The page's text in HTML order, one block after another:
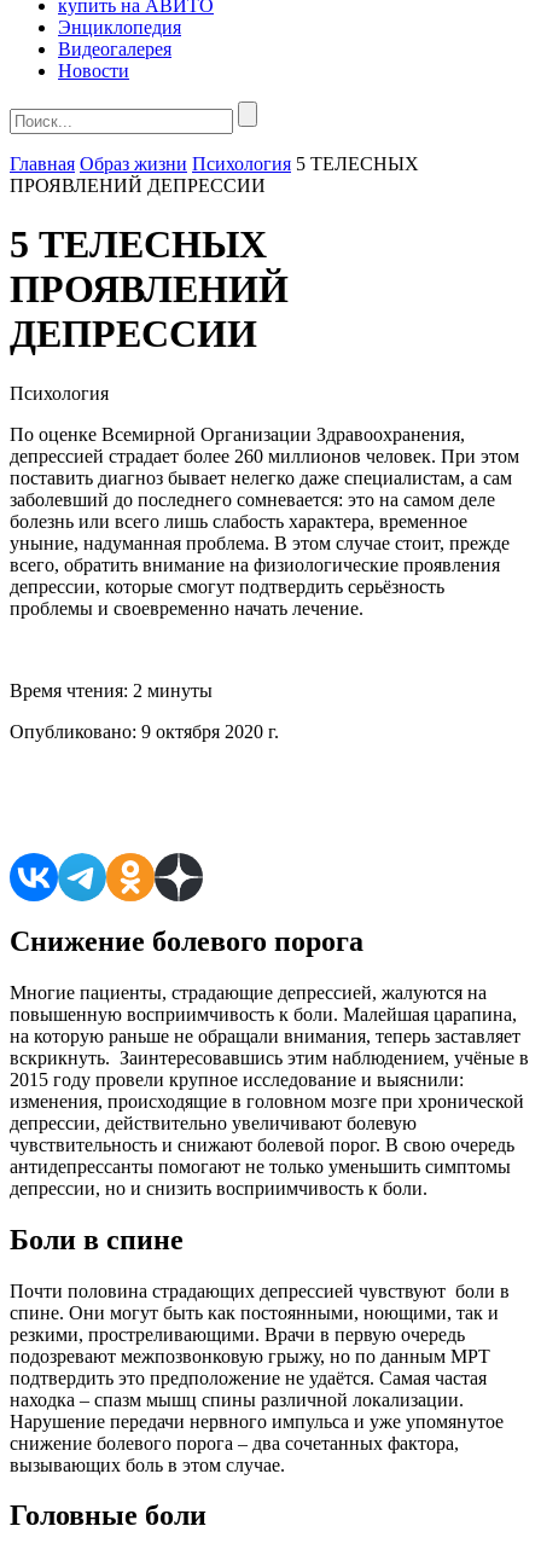
купить на АВИТО
Энциклопедия
Видеогалерея
Новости
Главная Образ жизни Психология 5 ТЕЛЕСНЫХ
ПРОЯВЛЕНИЙ ДЕПРЕССИИ
5 ТЕЛЕСНЫХ
ПРОЯВЛЕНИЙ
ДЕПРЕССИИ
Психология
По оценке Всемирной Организации Здравоохранения,
депрессией страдает более 260 миллионов человек. При этом
поставить диагноз бывает нелегко даже специалистам, а сам
заболевший до последнего сомневается: это на самом деле
болезнь или всего лишь слабость характера, временное
уныние, надуманная проблема. В этом случае стоит, прежде
всего, обратить внимание на физиологические проявления
депрессии, которые смогут подтвердить серьёзность
проблемы и своевременно начать лечение.
Время чтения: 2 минуты
Опубликовано: 9 октября 2020 г.
Снижение болевого порога
Многие пациенты, страдающие депрессией, жалуются на
повышенную восприимчивость к боли. Малейшая царапина,
на которую раньше не обращали внимания, теперь заставляет
вскрикнуть. Заинтересовавшись этим наблюдением, учёные в
2015 году провели крупное исследование и выяснили:
изменения, происходящие в головном мозге при хронической
депрессии, действительно увеличивают болевую
чувствительность и снижают болевой порог. В свою очередь
антидепрессанты помогают не только уменьшить симптомы
депрессии, но и снизить восприимчивость к боли.
Боли в спине
Почти половина страдающих депрессией чувствуют боли в
спине. Они могут быть как постоянными, ноющими, так и
резкими, простреливающими. Врачи в первую очередь
подозревают межпозвонковую грыжу, но по данным МРТ
подтвердить это предположение не удаётся. Самая частая
находка – спазм мышц спины различной локализации.
Нарушение передачи нервного импульса и уже упомянутое
снижение болевого порога – два сочетанных фактора,
вызывающих боль в этом случае.
Головные боли